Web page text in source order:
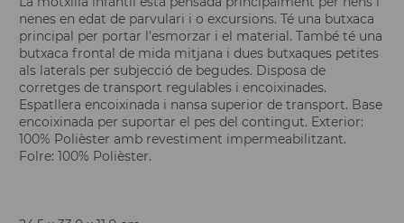
nenes en edat de parvulari i o excursions. Té una butxaca
principal per portar l'esmorzar i el material. També té una
butxaca frontal de mida mitjana i dues butxaques petites
als laterals per subjecció de begudes. Disposa de
corretges de transport regulables i encoixinades.
Espatllera encoixinada i nansa superior de transport. Base
encoixinada per suportar el pes del contingut. Exterior:
100% Polièster amb revestiment impermeabilitzant.
Folre: 100% Polièster.